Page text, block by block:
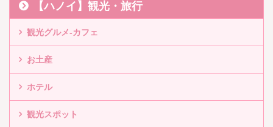
【ハノイ】観光・旅行
観光グルメ-カフェ
お土産
ホテル
観光スポット